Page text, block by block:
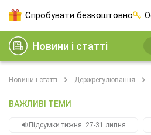
Спробувати безкоштовно
Новини і статті
Новини і статті Держрегулювання
ВАЖЛИВІ ТЕМИ
🔉Підсумки тижня. 27-31 липня